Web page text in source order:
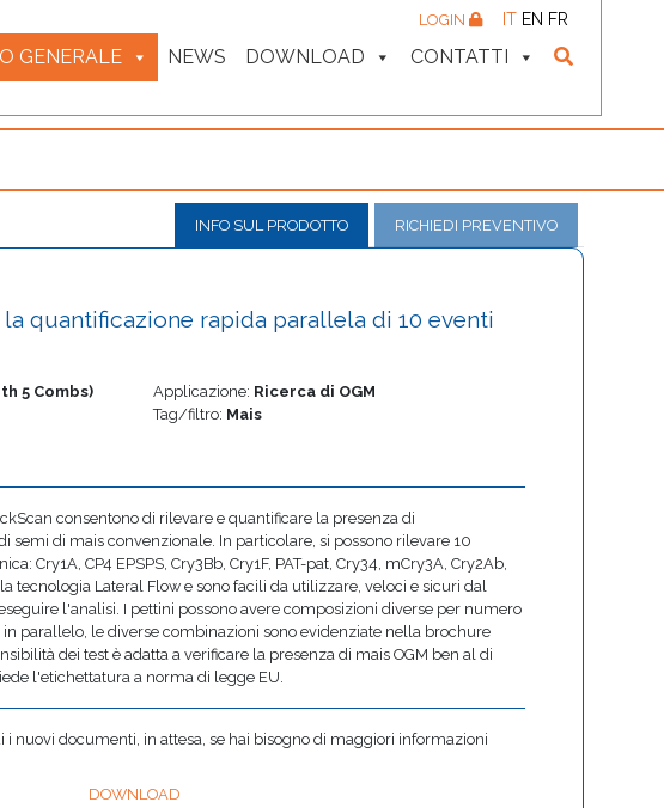
GENERALE NEWS DOWNLOAD CONTATTI
LOGIN IT EN FR
INFO SUL PRODOTTO RICHIEDI PREVENTIVO
quantificazione rapida parallela di 10 eventi
5 Combs)
Applicazione: Ricerca di OGM
Tag/filtro: Mais
consentono di rilevare e quantificare la presenza di
semi di mais convenzionale. In particolare, si possono rilevare 10
Cry1A, CP4 EPSPS, Cry3Bb, Cry1F, PAT-pat, Cry34, mCry3A, Cry2Ab,
tecnologia Lateral Flow e sono facili da utilizzare, veloci e sicuri dal
l'analisi. I pettini possono avere composizioni diverse per numero
parallelo, le diverse combinazioni sono evidenziate nella brochure
dei test è adatta a verificare la presenza di mais OGM ben al di
l'etichettatura a norma di legge EU.
nuovi documenti, in attesa, se hai bisogno di maggiori informazioni
DOWNLOAD